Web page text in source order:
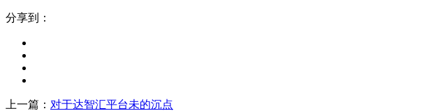
分享到：
上一篇： 对于达智汇平台未的沉点